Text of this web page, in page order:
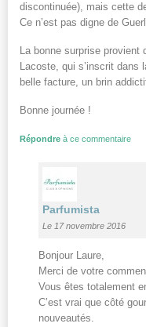
discontinuée), mais cette
Ce n’est pas digne de
La bonne surprise provient
Lacoste, qui s’inscrit dans
belle facture, un brin
Bonne journée !
Répondre à ce commentaire
Parfumista
Le 17 novembre 2016
Bonjour Laure,
Merci de votre
Vous êtes totalement
C’est vrai que côté
nouveautés.